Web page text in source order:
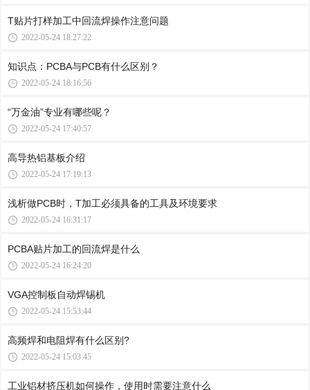
T贴片打样加工中回流焊操作注意问题
2022-05-24 18:27:22
知识点：PCBA与PCB有什么区别？
2022-05-24 18:16:56
“万金油”专业有哪些呢？
2022-05-24 17:40:57
高导热铝基板介绍
2022-05-24 17:19:13
浅析做PCB时，T加工必须具备的工具及环境要求
2022-05-24 16:31:17
PCBA贴片加工的回流焊是什么
2022-05-24 16:24:20
VGA控制板自动焊锡机
2022-05-24 15:53:44
高频焊和电阻焊有什么区别?
2022-05-24 15:03:45
工业铝材挤压机如何操作，使用时需要注意什么